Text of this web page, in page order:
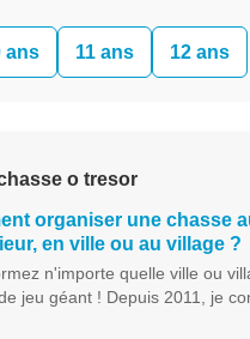
ans 11 ans 12 ans
o tresor
organiser une chasse
en ville ou au village ?
n'importe quelle ville ou
jeu géant ! Depuis 2011, je